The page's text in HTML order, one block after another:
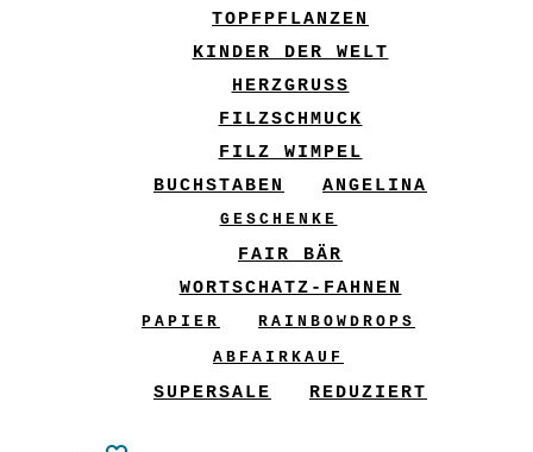
TOPFPFLANZEN
KINDER DER WELT
HERZGRUSS
FILZSCHMUCK
FILZ WIMPEL
BUCHSTABEN
ANGELINA
GESCHENKE
FAIR BÄR
WORTSCHATZ-FAHNEN
PAPIER
RAINBOWDROPS
ABFAIRKAUF
SUPERSALE REDUZIERT